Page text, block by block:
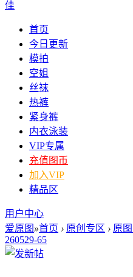
佳
首页
今日更新
模拍
空姐
丝袜
热裤
紧身裤
内衣泳装
VIP专属
充值图币
加入VIP
精品区
用户中心
爱原图 »首页 › 原创专区 › 原
260529-65